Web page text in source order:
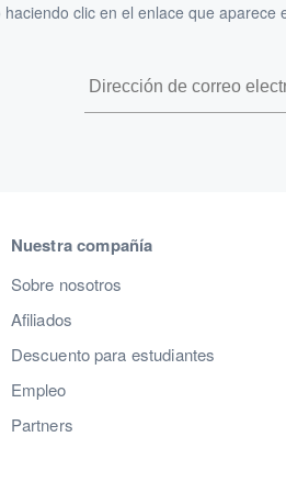
clic en el enlace que
Nuestra compañía
Sobre nosotros
Afiliados
Descuento para estudiantes
Empleo
Partners